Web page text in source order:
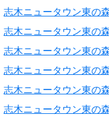
志木ニュータウン東の
志木ニュータウン東の
志木ニュータウン東の
志木ニュータウン東の
志木ニュータウン東の
志木ニュータウン東の